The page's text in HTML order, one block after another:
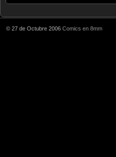
© 27 de Octubre 2006 Comics en 8mm